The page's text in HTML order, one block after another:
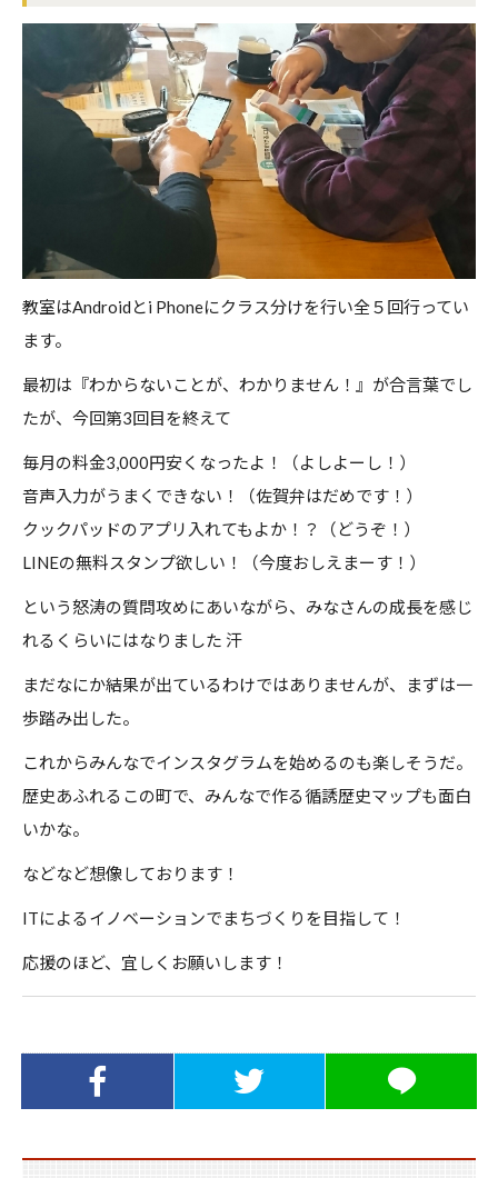
教室はAndroidとi Phoneにクラス分けを行い全５回行ってい
ます。
最初は『わからないことが、わかりません！』が合言葉でし
たが、今回第3回目を終えて
毎月の料金3,000円安くなったよ！（よしよーし！）
音声入力がうまくできない！（佐賀弁はだめです！）
クックパッドのアプリ入れてもよか！？（どうぞ！）
LINEの無料スタンプ欲しい！（今度おしえまーす！）
という怒涛の質問攻めにあいながら、みなさんの成長を感じ
れるくらいにはなりました 汗
まだなにか結果が出ているわけではありませんが、まずは一
歩踏み出した。
これからみんなでインスタグラムを始めるのも楽しそうだ。
歴史あふれるこの町で、みんなで作る循誘歴史マップも面白
いかな。
などなど想像しております！
ITによるイノベーションでまちづくりを目指して！
応援のほど、宜しくお願いします！
Facebookでシ
ェア
Twitterでシェ
ア
LINEでシェア